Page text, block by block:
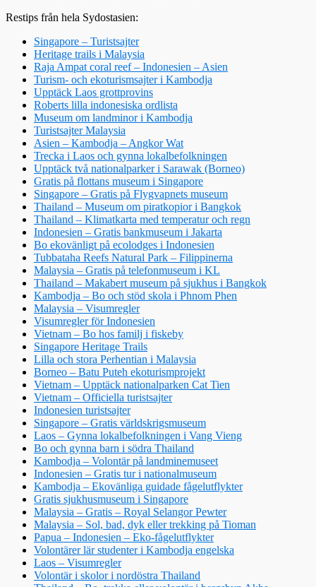
Restips från hela Sydostasien:
Singapore – Turistsajter
Heritage trails i Malaysia
Raja Ampat coral reef – Indonesien – Asien
Turism- och ekoturismsajter i Kambodja
Upptäck Laos grottprovins
Roberts lilla indonesiska ordlista
Museum om landminor i Kambodja
Turistsajter Malaysia
Asien – Kambodja – Angkor Wat
Trecka i Laos och gynna lokalbefolkningen
Upptäck två nationalparker i Sarawak (Borneo)
Gratis på flottans museum i Singapore
Singapore – Gratis på Flygvapnets museum
Thailand – Museum om piratkopior i Bangkok
Thailand – Klimatkarta med temperatur och regn
Indonesien – Gratis bankmuseum i Jakarta
Bo ekovänligt på ecolodges i Indonesien
Tubbataha Reefs Natural Park – Filippinerna
Malaysia – Gratis på telefonmuseum i KL
Thailand – Makabert museum på sjukhus i Bangkok
Kambodja – Bo och stöd skola i Phnom Phen
Malaysia – Visumregler
Visumregler för Indonesien
Vietnam – Bo hos familj i fiskeby
Singapore Heritage Trails
Lilla och stora Perhentian i Malaysia
Borneo – Batu Puteh ekoturismprojekt
Vietnam – Upptäck nationalparken Cat Tien
Vietnam – Officiella turistsajter
Indonesien turistsajter
Singapore – Gratis världskrigsmuseum
Laos – Gynna lokalbefolkningen i Vang Vieng
Bo och gynna barn i södra Thailand
Kambodja – Volontär på landminemuseet
Indonesien – Gratis tur i nationalmuseum
Kambodja – Ekovänliga guidade fågelutflykter
Gratis sjukhusmuseum i Singapore
Malaysia – Gratis – Royal Selangor Pewter
Malaysia – Sol, bad, dyk eller trekking på Tioman
Papua – Indonesien – Eko-fågelutflykter
Volontärer lär studenter i Kambodja engelska
Laos – Visumregler
Volontär i skolor i nordöstra Thailand